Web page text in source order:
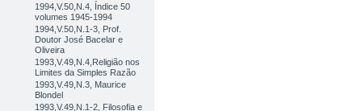
1994,V.50,N.4, Índice 50
volumes 1945-1994
1994,V.50,N.1-3, Prof.
Doutor José Bacelar e
Oliveira
1993,V.49,N.4,Religião nos
Limites da Simples Razão
1993,V.49,N.3, Maurice
Blondel
1993,V.49,N.1-2, Filosofia e